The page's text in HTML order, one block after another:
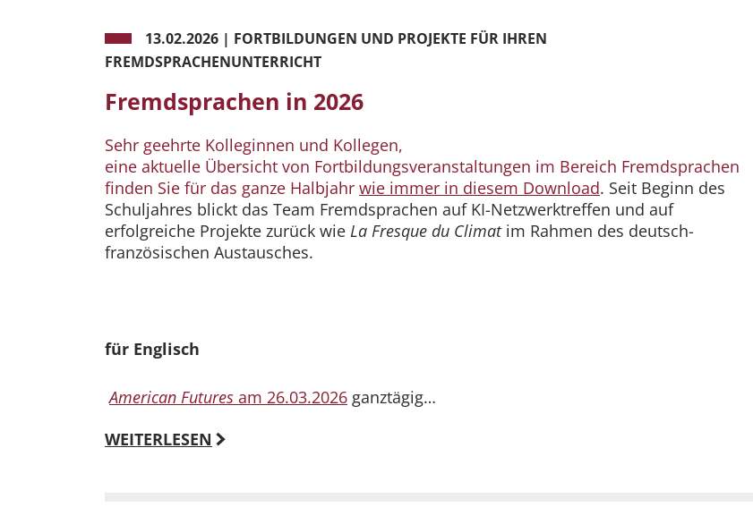
13.02.2026 | FORTBILDUNGEN UND PROJEKTE FÜR IHREN
FREMDSPRACHENUNTERRICHT
Fremdsprachen in 2026
Sehr geehrte Kolleginnen und Kollegen,
eine aktuelle Übersicht von Fortbildungsveranstaltungen im Bereich Fremdsprachen
finden Sie für das ganze Halbjahr wie immer in diesem Download. Seit Beginn des
Schuljahres blickt das Team Fremdsprachen auf KI-Netzwerktreffen und auf
erfolgreiche Projekte zurück wie La Fresque du Climatim Rahmen des deutsch-
französischen Austausches.
für Englisch
American Futures am 26.03.2026 ganztägig…
WEITERLESEN